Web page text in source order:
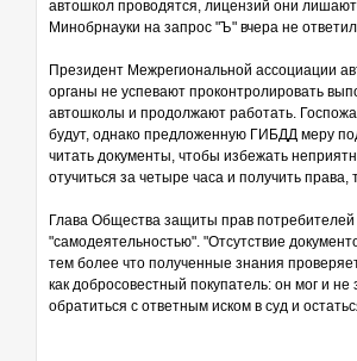
автошкол проводятся, лицензий они
Минобрнауки на запрос "Ъ" вчера не
Президент Межрегиональной ассоциации
органы не успевают проконтролировать
автошколы и продолжают работать.
будут, однако предложенную ГИБДД меру
читать документы, чтобы избежать
отучиться за четыре часа и получить
Глава Общества защиты прав
"самодеятельностью". "Отсутствие
тем более что полученные знания
как добросовестный покупатель: он мог и
обратиться с ответным иском в суд и